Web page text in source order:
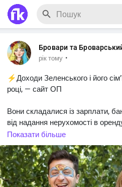
Бровари та
рік тому ·
⚡️Доходи Зеленського і його
році, — сайт ОП
Вони складалися із зарплати,
від надання нерухомості в
#Новини_Україна
#Новини_news #Ukraine_news
#Україна #Ukraine
Показати більше